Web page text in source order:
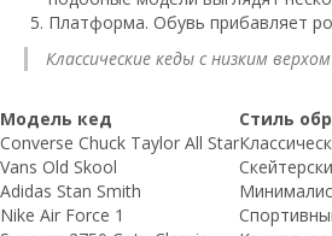
Платформа. Обувь прибавляет
Классические кеды с низким
Модель кед Стиль
Converse Chuck Taylor All Star
Vans Old Skool
Adidas Stan Smith
Nike Air Force 1